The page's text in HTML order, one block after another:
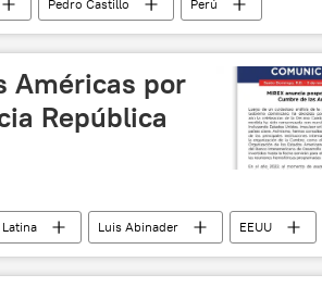
Pedro Castillo
Perú
(OEA)
Américas por
República
Luis Abinader
EEUU
Interamericano de Desarrollo (BID)